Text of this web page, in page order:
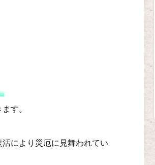
す。
により災厄に見舞われてい